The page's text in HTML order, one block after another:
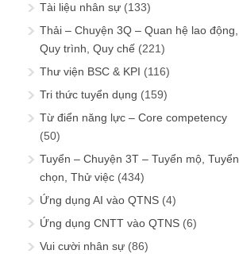
Tài liệu nhân sự (133)
Thải – Chuyện 3Q – Quan hệ lao động,
Quy trình, Quy chế (221)
Thư viện BSC & KPI (116)
Tri thức tuyển dụng (159)
Từ điển năng lực – Core competency
(50)
Tuyển – Chuyện 3T – Tuyển mộ, Tuyển
chọn, Thử việc (434)
Ứng dụng AI vào QTNS (4)
Ứng dụng CNTT vào QTNS (6)
Vui cười nhân sự (86)